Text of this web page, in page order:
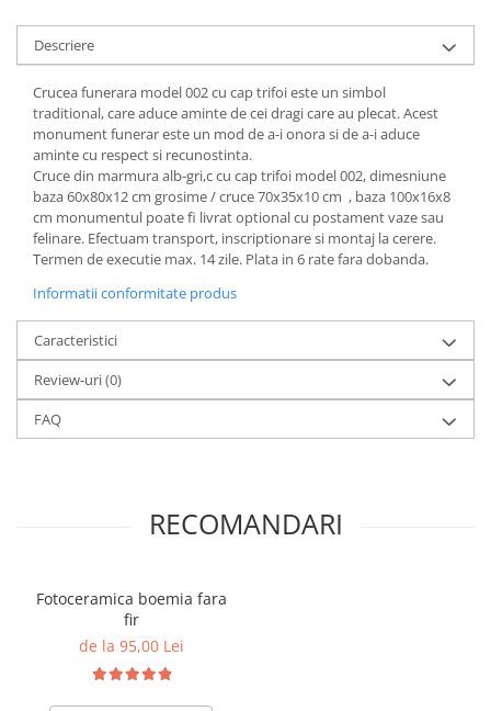
Descriere
Crucea funerara model 002 cu cap trifoi este un simbol
traditional, care aduce aminte de cei dragi care au plecat. Acest
monument funerar este un mod de a-i onora si de a-i aduce
aminte cu respect si recunostinta.
Cruce din marmura alb-gri,c cu cap trifoi model 002, dimesniune
baza 60x80x12 cm grosime / cruce 70x35x10 cm , baza 100x16x8
cm monumentul poate fi livrat optional cu postament vaze sau
felinare. Efectuam transport, inscriptionare si montaj la cerere.
Termen de executie max. 14 zile. Plata in 6 rate fara dobanda.
Informatii conformitate produs
Caracteristici
Review-uri(0)
FAQ
RECOMANDARI
Fotoceramica boemia fara
fir
de la 95,00 Lei